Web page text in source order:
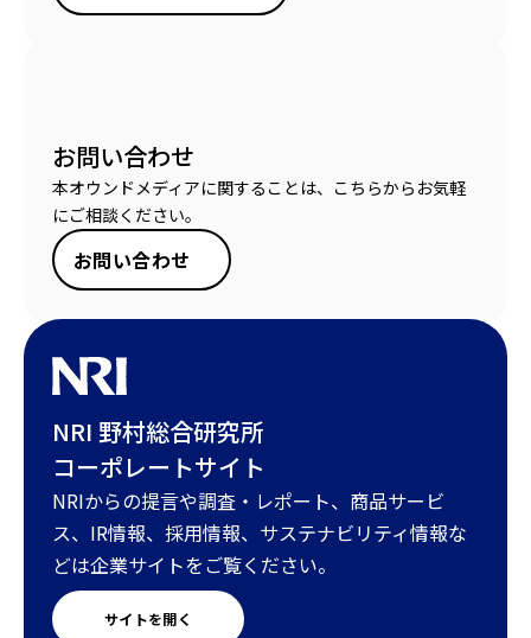
お問い合わせ
本オウンドメディアに関することは、こちらからお気軽
にご相談ください。
お問い合わせ
NRI 野村総合研究所
コーポレートサイト
NRIからの提言や調査・レポート、商品サービ
ス、IR情報、採用情報、サステナビリティ情報な
どは企業サイトをご覧ください。
サイトを開く